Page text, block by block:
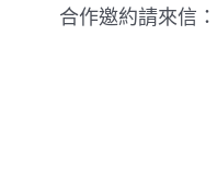
合作邀約請來信：